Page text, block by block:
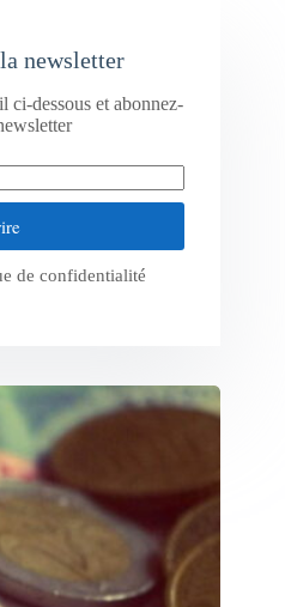
newsletter
ci-dessous et abonnez-
de confidentialité